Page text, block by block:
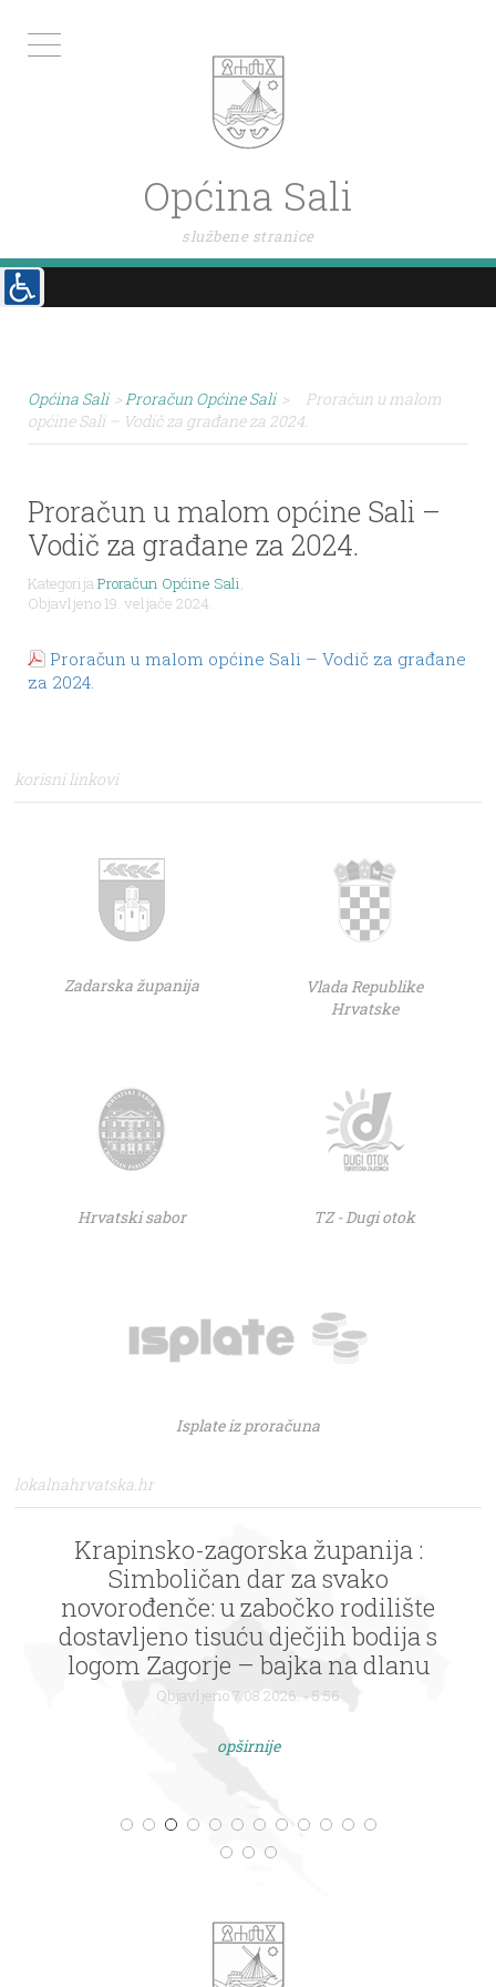
Općina Sali
službene stranice
Općina Sali > Proračun Općine Sali >
Proračun u malom
općine Sali – Vodič za građane za 2024.
Proračun u malom općine Sali –
Vodič za građane za 2024.
KategorijaProračun Općine Sali,
Objavljeno 19. veljače 2024.
Proračun u malom općine Sali – Vodič za građane
za 2024.
korisni linkovi
Zadarska županija
Vlada Republike
Hrvatske
Hrvatski sabor TZ - Dugi otok
Isplate iz proračuna
lokalnahrvatska.hr
Krapinsko-zagorska županija :
Simboličan dar za svako
novorođenče: u zabočko rodilište
dostavljeno tisuću dječjih bodija s
logom Zagorje – bajka na dlanu
Objavljeno 7.08.2026. - 5:56
opširnije